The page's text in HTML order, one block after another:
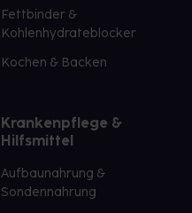
Fettbinder &
Kohlenhydrateblocker
Kochen & Backen
Krankenpflege &
Hilfsmittel
Aufbaunahrung &
Sondennahrung